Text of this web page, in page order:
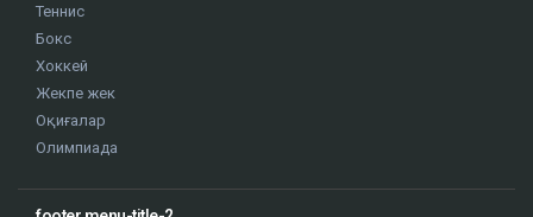
Теннис
Бокс
Хоккей
Жекпе жек
Оқиғалар
Олимпиада